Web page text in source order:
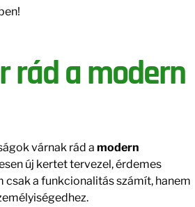
rád a modern
várnak rád a modern
új kertet tervezel, érdemes
csak a funkcionalitás számít, hanem